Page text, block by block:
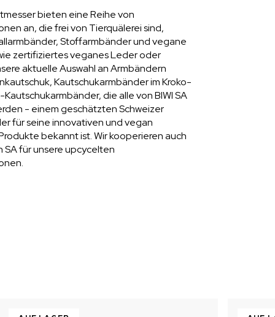
bieten eine Reihe von
an, die frei von Tierquälerei sind,
Stoffarmbänder und vegane
zertifiziertes veganes Leder oder
aktuelle Auswahl an Armbändern
Kautschukarmbänder im Kroko-
Kautschukarmbänder, die alle von BIWI SA
- einem geschätzten Schweizer
für seine innovativen und vegan
bekannt ist. Wir kooperieren auch
SA für unsere upcycelten